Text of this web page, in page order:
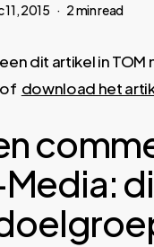
11, 2015 2 min read
dit artikel in TOM
download het